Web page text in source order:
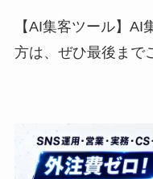
【AI集客ツール】
方は、ぜひ最後まで